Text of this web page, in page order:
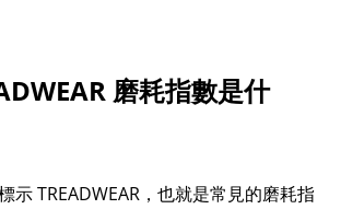
磨耗指數是什
示 TREADWEAR，也就是常見的磨耗指